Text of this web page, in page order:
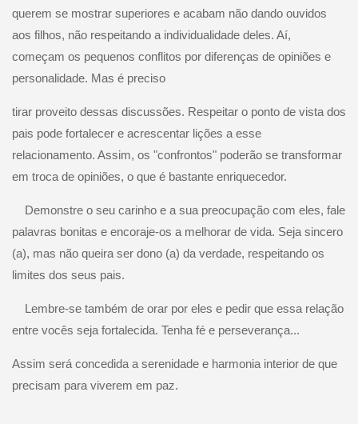
querem se mostrar superiores e acabam não dando ouvidos
aos filhos, não respeitando a individualidade deles. Aí,
começam os pequenos conflitos por diferenças de opiniões e
personalidade. Mas é preciso
tirar proveito dessas discussões. Respeitar o ponto de vista dos
pais pode fortalecer e acrescentar lições a esse
relacionamento. Assim, os "confrontos" poderão se transformar
em troca de opiniões, o que é bastante enriquecedor.
Demonstre o seu carinho e a sua preocupação com eles, fale
palavras bonitas e encoraje-os a melhorar de vida. Seja sincero
(a), mas não queira ser dono (a) da verdade, respeitando os
limites dos seus pais.
Lembre-se também de orar por eles e pedir que essa relação
entre vocês seja fortalecida. Tenha fé e perseverança...
Assim será concedida a serenidade e harmonia interior de que
precisam para viverem em paz.